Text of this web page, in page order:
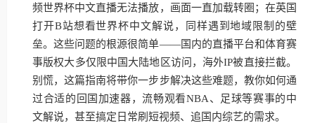
频世界杯中文直播无法播放，画面一直加载转圈；在英国
打开B站想看世界杯中文解说，同样遇到地域限制的壁
垒。这些问题的根源很简单——国内的直播平台和体育赛
事版权大多仅限中国大陆地区访问，海外IP被直接拦截。
别慌，这篇指南将带你一步步解决这些难题，教你如何通
过合适的回国加速器，流畅观看NBA、足球等赛事的中
文解说，甚至搞定日常刷短视频、追国内综艺的需求。